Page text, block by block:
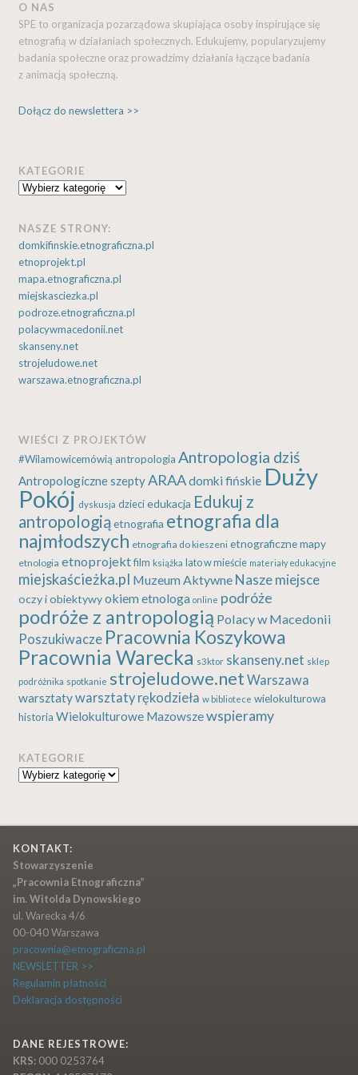
O NAS
SPE to organizacja pozarządowa skupiająca osoby inspirujące się
etnografią w działaniach społecznych. Edukujemy, popularyzujemy
badania społeczne oraz prowadzimy działania łączące badania
z animacją społeczną.
Dołącz do newslettera >>
KATEGORIE
Kategorie
NASZE STRONY:
domkifinskie.etnograficzna.pl
etnoprojekt.pl
mapa.etnograficzna.pl
miejskasciezka.pl
podroze.etnograficzna.pl
polacywmacedonii.net
skanseny.net
strojeludowe.net
warszawa.etnograficzna.pl
WIEŚCI Z PROJEKTÓW
#Wilamowicemówią antropologia Antropologia dziś
Antropologiczne szeptyARAAdomki fińskie Duży
Pokój dyskusja dzieci edukacja Edukuj z
antropologiąetnografia etnografia dla
najmłodszych etnografia do kieszeni etnograficzne mapy
etnologia etnoprojekt film książka lato w mieście materiały edukacyjne
miejskaścieżka.pl Muzeum Aktywne Nasze miejsce
oczy i obiektywyokiem etnologa online podróże
podróże z antropologią Polacy w Macedonii
Poszukiwacze Pracownia Koszykowa
Pracownia Warecka s3ktor skanseny.net sklep
podróżnika spotkanie strojeludowe.net Warszawa
warsztatywarsztaty rękodzieła w bibliotece wielokulturowa
historia Wielokulturowe Mazowszewspieramy
KATEGORIE
Kategorie
KONTAKT:
Stowarzyszenie
„Pracownia Etnograficzna”
im. Witolda Dynowskiego
ul. Warecka 4/6
00-040 Warszawa
pracownia@etnograficzna.pl
NEWSLETTER >>
Regulamin płatności
Deklaracja dostępności
DANE REJESTROWE:
KRS:000 0253764